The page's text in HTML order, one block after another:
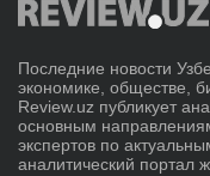
Последние новости
экономике, обществе,
Review.uz публикует
основным
экспертов по
аналитический портал